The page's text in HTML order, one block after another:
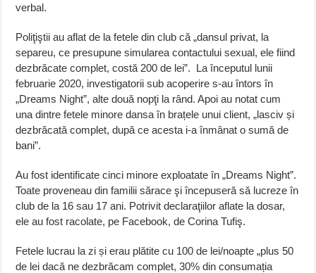
verbal.
Poliţiştii au aflat de la fetele din club că „dansul privat, la
separeu, ce presupune simularea contactului sexual, ele fiind
dezbrăcate complet, costă 200 de lei”. La începutul lunii
februarie 2020, investigatorii sub acoperire s-au întors în
„Dreams Night”, alte două nopţi la rând. Apoi au notat cum
una dintre fetele minore dansa în brațele unui client, „lasciv și
dezbrăcată complet, după ce acesta i-a înmânat o sumă de
bani”.
Au fost identificate cinci minore exploatate în „Dreams Night”.
Toate proveneau din familii sărace şi începuseră să lucreze în
club de la 16 sau 17 ani. Potrivit declaraţiilor aflate la dosar,
ele au fost racolate, pe Facebook, de Corina Tufiş.
Fetele lucrau la zi și erau plătite cu 100 de lei/noapte „plus 50
de lei dacă ne dezbrăcam complet, 30% din consumația